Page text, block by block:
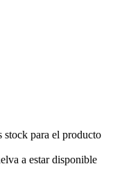
stock para el producto
a estar disponible